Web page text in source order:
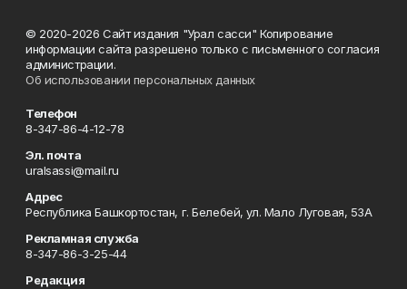
© 2020-2026 Сайт издания "Урал сасси" Копирование
информации сайта разрешено только с письменного согласия
администрации.
Об использовании персональных данных
Телефон
8-347-86-4-12-78
Эл. почта
uralsassi@mail.ru
Адрес
Республика Башкортостан, г. Белебей, ул. Мало Луговая, 53А
Рекламная служба
8-347-86-3-25-44
Редакция